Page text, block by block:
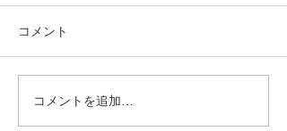
【埼玉県リーグ2部A 後期
第4節！ vs坂戸ディプロ
コメント
コメントを追加…